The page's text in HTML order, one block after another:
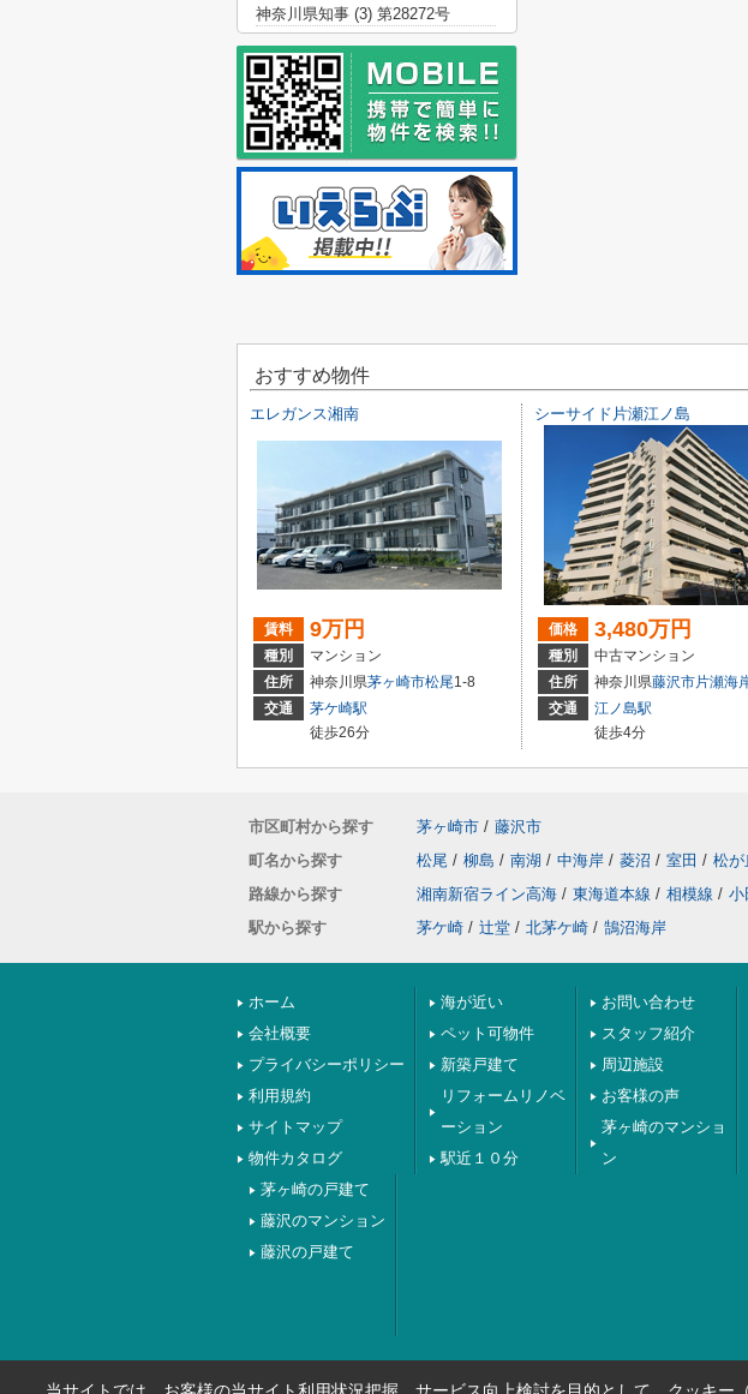
神奈川県知事 (3) 第28272号
おすすめ物件
エレガンス湘南
賃料 9万円
種別
マンション
住所
神奈川県茅ヶ崎市松尾1-8
交通
茅ケ崎駅
徒歩26分
シーサイド片瀬江ノ島
価格 3,480万円
種別
中古マンション
住所
神奈川県藤沢市片瀬海
交通
江ノ島駅
徒歩4分
市区町村から探す 茅ヶ崎市 / 藤沢市
町名から探す
松尾 / 柳島 / 南湖 / 中海岸 / 菱沼 / 室田 / 松が
路線から探す
湘南新宿ライン高海 / 東海道本線 / 相模線 / 小
駅から探す
茅ケ崎 / 辻堂 / 北茅ケ崎 / 鵠沼海岸
ホーム
会社概要
プライバシーポリシー
利用規約
サイトマップ
物件カタログ
海が近い
ペット可物件
新築戸建て
リフォームリノベ
ーション
駅近１０分
お問い合わせ
スタッフ紹介
周辺施設
お客様の声
茅ヶ崎のマンショ
ン
茅ヶ崎の戸建て
藤沢のマンション
藤沢の戸建て